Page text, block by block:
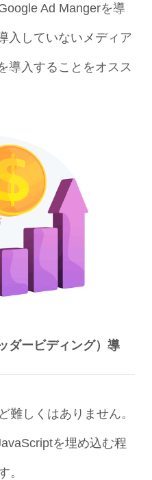
Ad Mangerを導
入していないメディア
導入することをオスス
ダービディング）導
難しくはありません。
を埋め込む程
。